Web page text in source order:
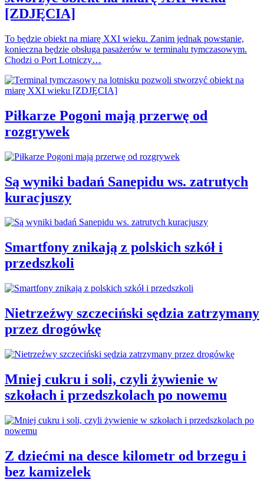
[ZDJĘCIA]
To będzie obiekt na miarę XXI wieku. Zanim jednak powstanie,
konieczna będzie obsługa pasażerów w terminalu tymczasowym.
Chodzi o Port Lotniczy…
Piłkarze Pogoni mają przerwę od
rozgrywek
Są wyniki badań Sanepidu ws. zatrutych
kuracjuszy
Smartfony znikają z polskich szkół i
przedszkoli
Nietrzeźwy szczeciński sędzia zatrzymany
przez drogówkę
Mniej cukru i soli, czyli żywienie w
szkołach i przedszkolach po nowemu
Z dziećmi na desce kilometr od brzegu i
bez kamizelek